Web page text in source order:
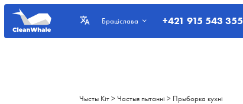
Браціслава +421 915 543 355
Чысты Кіт >Частыя пытанні > Прыборка кухні